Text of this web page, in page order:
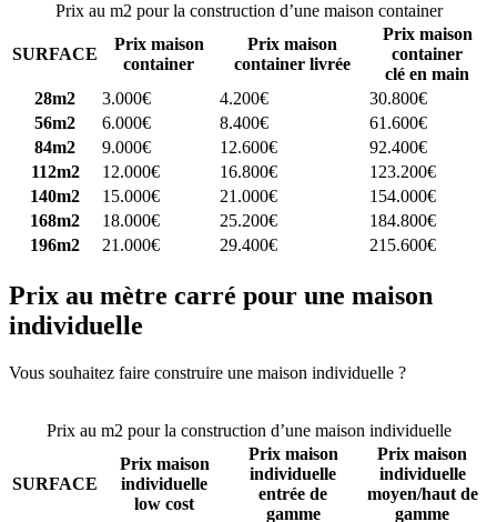
Prix au m2 pour la construction d’une maison container
SURFACE
Prix maison
container
Prix maison
container livrée
Prix maison
container
clé en main
28m2
3.000€ 4.200€
30.800€
56m2
6.000€ 8.400€
61.600€
84m2
9.000€ 12.600€
92.400€
112m2
12.000€ 16.800€
123.200€
140m2
15.000€ 21.000€
154.000€
168m2
18.000€ 25.200€
184.800€
196m2
21.000€ 29.400€ 215.600€
Prix au mètre carré pour une maison
individuelle
Vous souhaitez faire construire une maison individuelle ?
Prix au m2 pour la construction d’une maison individuelle
SURFACE
Prix maison
individuelle
low cost
Prix maison
individuelle
entrée de
gamme
Prix maison
individuelle
moyen/haut de
gamme